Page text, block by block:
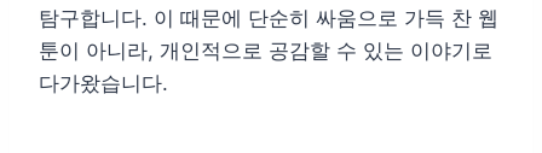
탐구합니다. 이 때문에 단순히 싸움으로 가득 찬 웹
툰이 아니라, 개인적으로 공감할 수 있는 이야기로
다가왔습니다.